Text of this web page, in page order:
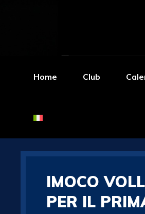
Home Club
IMOCO
PER IL